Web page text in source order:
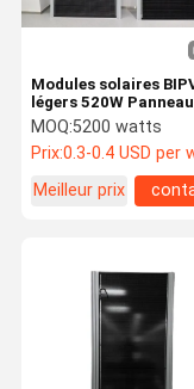
Modules solaires
légers 520W Panneau
solaire BIPV XSCM-
MOQ:5200 watts
Prix:0.3-0.4 USD per
Meilleur prix